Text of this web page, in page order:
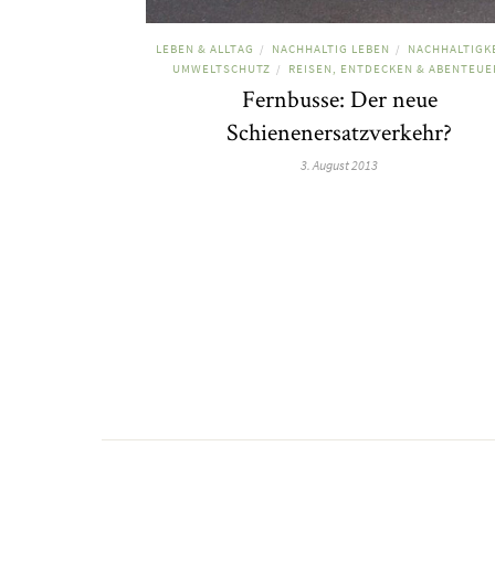
LEBEN & ALLTAG / NACHHALTIG LEBEN /
UMWELTSCHUTZ / REISEN, ENTDECKEN &
Fernbusse: Der neue
Schienenersatzverkehr?
3. August 2013